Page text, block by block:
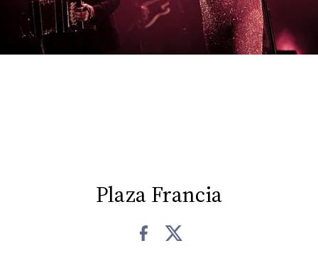
FOTO
Plaza Francia